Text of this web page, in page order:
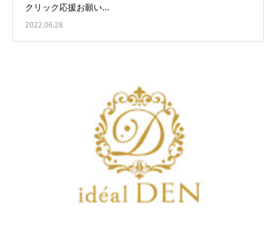
クリック応援お願い...
2022.06.28